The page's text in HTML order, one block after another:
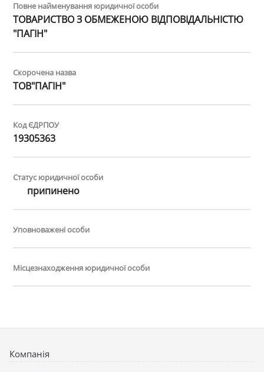
Повне найменування юридичної особи
ТОВАРИСТВО З ОБМЕЖЕНОЮ ВІДПОВІДАЛЬНІСТЮ
"ПАГІН"
Скорочена назва
ТОВ"ПАГІН"
Код ЄДРПОУ
19305363
Статус юридичної особи
припинено
Уповноважені особи
Місцезнаходження юридичної особи
Компанія